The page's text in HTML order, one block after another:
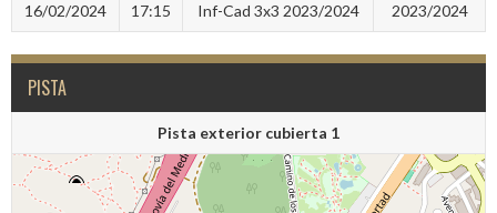
16/02/2024 17:15 Inf-Cad 3x3 2023/2024 2023/2024
PISTA
Pista exterior cubierta 1